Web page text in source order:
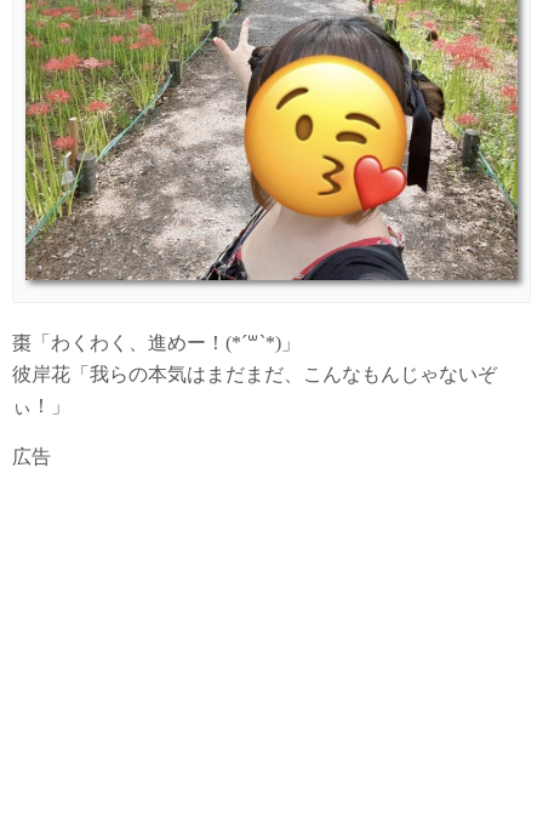
棗「わくわく、進めー！(*´꒳`*)」
彼岸花「我らの本気はまだまだ、こんなもんじゃないぞ
ぃ！」
広告